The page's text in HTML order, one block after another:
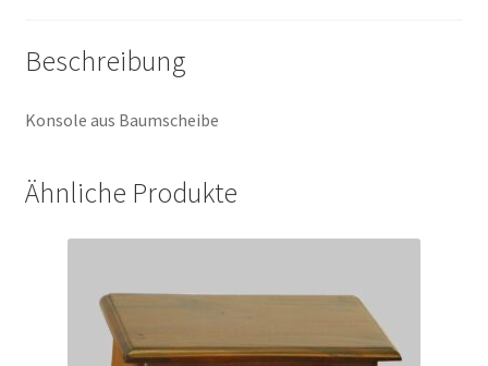
Beschreibung
Konsole aus Baumscheibe
Ähnliche Produkte